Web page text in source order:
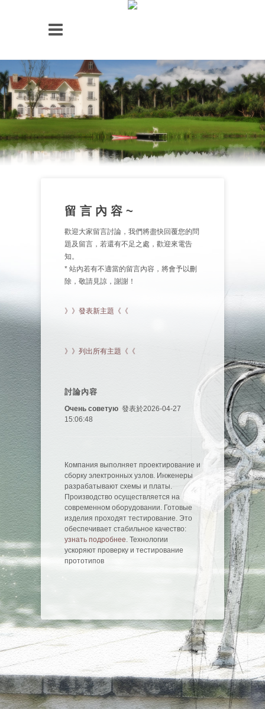
留 言 內 容 ~
歡迎大家留言討論，我們將盡快回覆您的問
題及留言，若還有不足之處，歡迎來電告
知。
* 站內若有不適當的留言內容，將會予以刪
除，敬請見諒，謝謝！
》》發表新主題《《
》》列出所有主題《《
討論內容
Очень советую 發表於2026-04-27
15:06:48
Компания выполняет проектирование и
сборку электронных узлов. Инженеры
разрабатывают схемы и платы.
Производство осуществляется на
современном оборудовании. Готовые
изделия проходят тестирование. Это
обеспечивает стабильное качество:
узнать подробнее. Технологии
ускоряют проверку и тестирование
прототипов